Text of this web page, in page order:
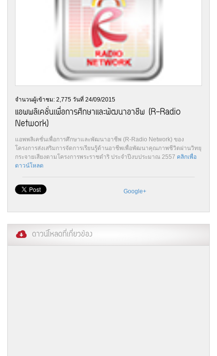
จำนวนผู้เข้าชม: 2,775 วันที่ 24/09/2015
แอพพลิเคชั่นเพื่อการศึกษาและพัฒนาอาชีพ (R-Radio
Network)
แอพพลิเคชั่นเพื่อการศึกษาและพัฒนาอาชีพ (R-Radio Network) ของ
โครงการส่งเสริมการจัดการเรียนรู้ด้านอาชีพเพื่อพัฒนาคุณภาพชีวิตผ่านวิทยุ
กระจายเสียงตามโครงการพระราชดำริ ประจำปีงบประมาณ 2557 คลิกเพื่อ
ดาวน์โหลด
Google+
ดาวน์โหลดที่เกี่ยวข้อง